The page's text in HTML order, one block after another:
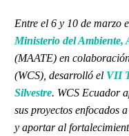
Entre el 6 y 10 de marzo
Ministerio del Ambiente,
(MAATE) en
(WCS), desarrolló el VII
Silvestre. WCS Ecuador
sus proyectos enfocados
y aportar al